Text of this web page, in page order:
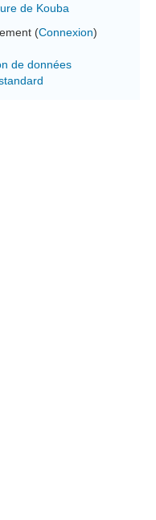
de Kouba
(Connexion)
de données